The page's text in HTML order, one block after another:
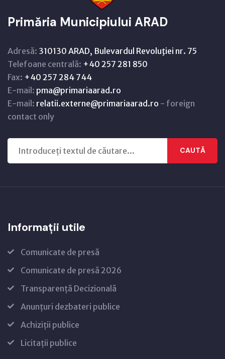
Primăria Municipiului ARAD
Adresă: 310130 ARAD, Bulevardul Revoluţiei nr. 75
Telefoane centrală: +40 257 281 850
Fax: +40 257 284 744
E-mail: pma@primariaarad.ro
E-mail: relatii.externe@primariaarad.ro - foreign
contact only
CAUTĂ
Informații utile
Comunicate de presă
Comunicate de presă 2026
Transparență Decizională
Anunțuri dezbateri publice
Achiziții publice
Licitații publice